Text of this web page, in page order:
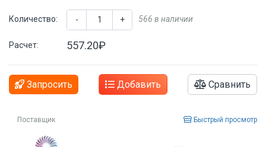
Количество: - + 566 в наличии
Расчет: 557.20₽
Запросить Добавить Сравнить
Поставщик Быстрый просмотр